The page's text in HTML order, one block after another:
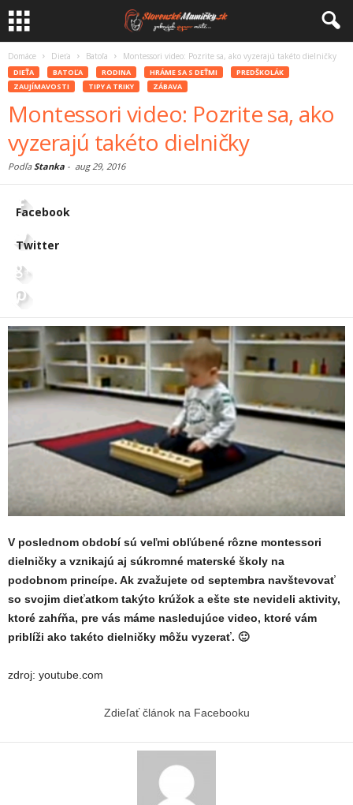
Domáce Dieťa Batoľa Montessori video: Pozrite sa, ako vyzerajú takéto dielničky
DIEŤA BATOĽA RODINA HRÁME SA S DEŤMI
PREDŠKOLÁK
ZAUJÍMAVOSTI
TIPY A TRIKY ZÁBAVA
Montessori video: Pozrite sa, ako
vyzerajú takéto dielničky
PodľaStanka - aug 29, 2016
Facebook
Twitter
V poslednom období sú veľmi obľúbené rôzne montessori
dielničky a vznikajú aj súkromné materské školy na
podobnom princípe. Ak zvažujete od septembra navštevovať
so svojim dieťatkom takýto krúžok a ešte ste nevideli aktivity,
ktoré zahŕňa, pre vás máme nasledujúce video, ktoré vám
priblíži ako takéto dielničky môžu vyzerať. 🙂
zdroj: youtube.com
Zdieľať článok na Facebooku